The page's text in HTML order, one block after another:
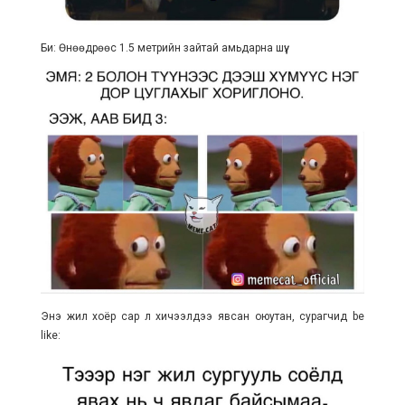
Би: Өнөөдрөөс 1.5 метрийн зайтай амьдарна шүү:
Энэ жил хоёр сар л хичээлдээ явсан оюутан, сурагчид be
like: